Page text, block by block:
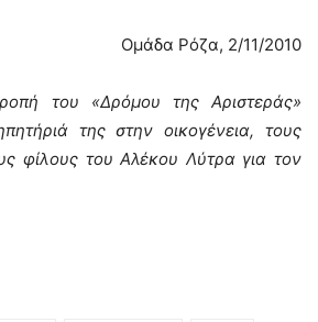
Ομάδα Ρόζα, 2/11/2010
του «Δρόμου της Αριστεράς»
της στην οικογένεια, τους
φίλους του Αλέκου Λύτρα για τον